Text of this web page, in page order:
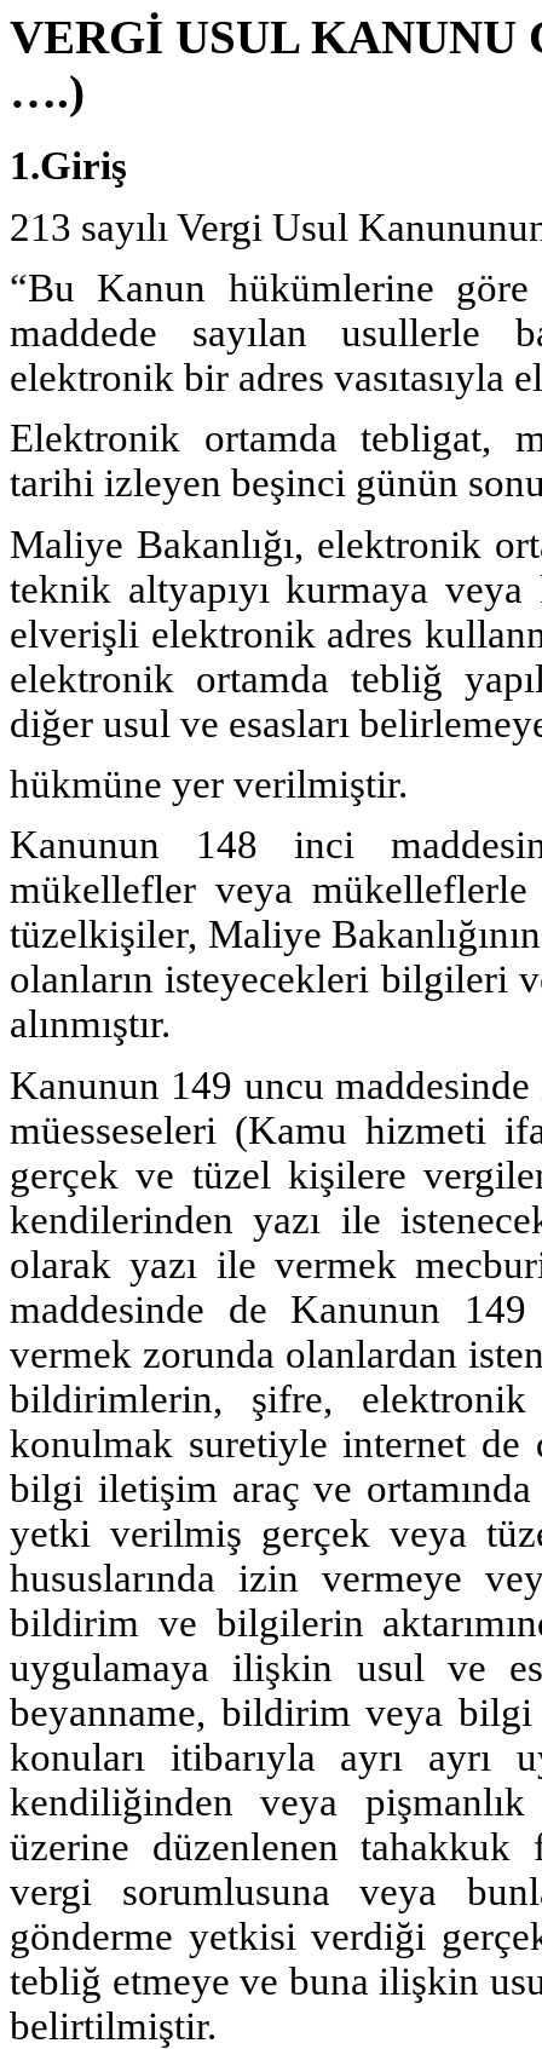
VERGİ USUL KANUNU
….)
1.Giriş
213 sayılı Vergi Usul
“Bu Kanun hükümlerine
maddede sayılan usullerle
elektronik bir adres vasıtasıyla
Elektronik ortamda tebligat,
tarihi izleyen beşinci günün
Maliye Bakanlığı, elektronik
teknik altyapıyı kurmaya
elverişli elektronik adres
elektronik ortamda tebliğ
diğer usul ve esasları
hükmüne yer verilmiştir.
Kanunun 148 inci
mükellefler veya
tüzelkişiler, Maliye
olanların isteyecekleri bilgileri
alınmıştır.
Kanunun 149 uncu
müesseseleri (Kamu hizmeti
gerçek ve tüzel kişilere
kendilerinden yazı ile
olarak yazı ile vermek
maddesinde de Kanunun
vermek zorunda olanlardan
bildirimlerin, şifre,
konulmak suretiyle internet
bilgi iletişim araç ve
yetki verilmiş gerçek veya
hususlarında izin vermeye
bildirim ve bilgilerin
uygulamaya ilişkin usul ve
beyanname, bildirim veya
konuları itibarıyla ayrı ayrı
kendiliğinden veya
üzerine düzenlenen
vergi sorumlusuna veya
gönderme yetkisi verdiği
tebliğ etmeye ve buna ilişkin
belirtilmiştir.